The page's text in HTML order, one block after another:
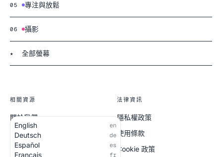
05 專注與放鬆
06 攝影
★ 全部螢幕
相關資源
關於我們
全部螢幕
法律資訊
隱私權政策
使用條款
Cookie 政策
English en
Deutsch de
Español es
Français fr